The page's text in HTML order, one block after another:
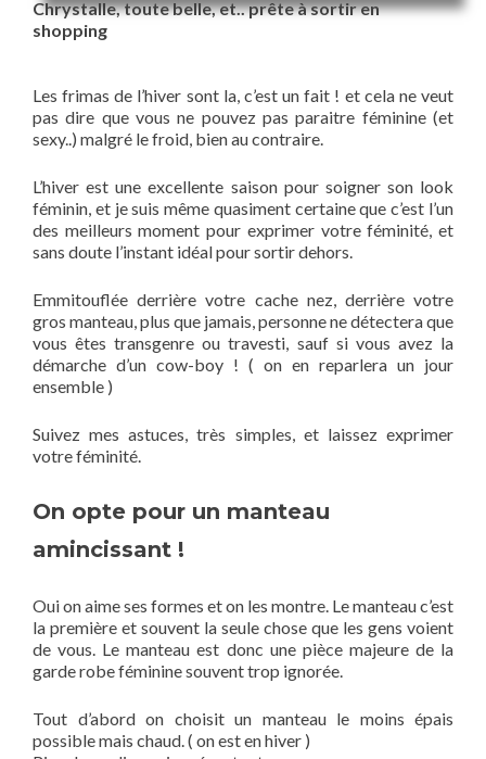
Chrystalle, toute belle, et.. prête à sortir en
shopping
Les frimas de l’hiver sont la, c’est un fait ! et cela ne veut
pas dire que vous ne pouvez pas paraitre féminine (et
sexy..) malgré le froid, bien au contraire.
L’hiver est une excellente saison pour soigner son look
féminin, et je suis même quasiment certaine que c’est l’un
des meilleurs moment pour exprimer votre féminité, et
sans doute l’instant idéal pour sortir dehors.
Emmitouflée derrière votre cache nez, derrière votre
gros manteau, plus que jamais, personne ne détectera que
vous êtes transgenre ou travesti, sauf si vous avez la
démarche d’un cow-boy ! ( on en reparlera un jour
ensemble )
Suivez mes astuces, très simples, et laissez exprimer
votre féminité.
On opte pour un manteau
amincissant !
Oui on aime ses formes et on les montre. Le manteau c’est
la première et souvent la seule chose que les gens voient
de vous. Le manteau est donc une pièce majeure de la
garde robe féminine souvent trop ignorée.
Tout d’abord on choisit un manteau le moins épais
possible mais chaud. ( on est en hiver )